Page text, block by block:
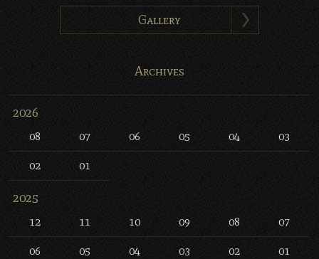
Gallery
Archives
2026
08 07 06 05 04 03
02 01
2025
12 11 10 09 08 07
06 05 04 03 02 01